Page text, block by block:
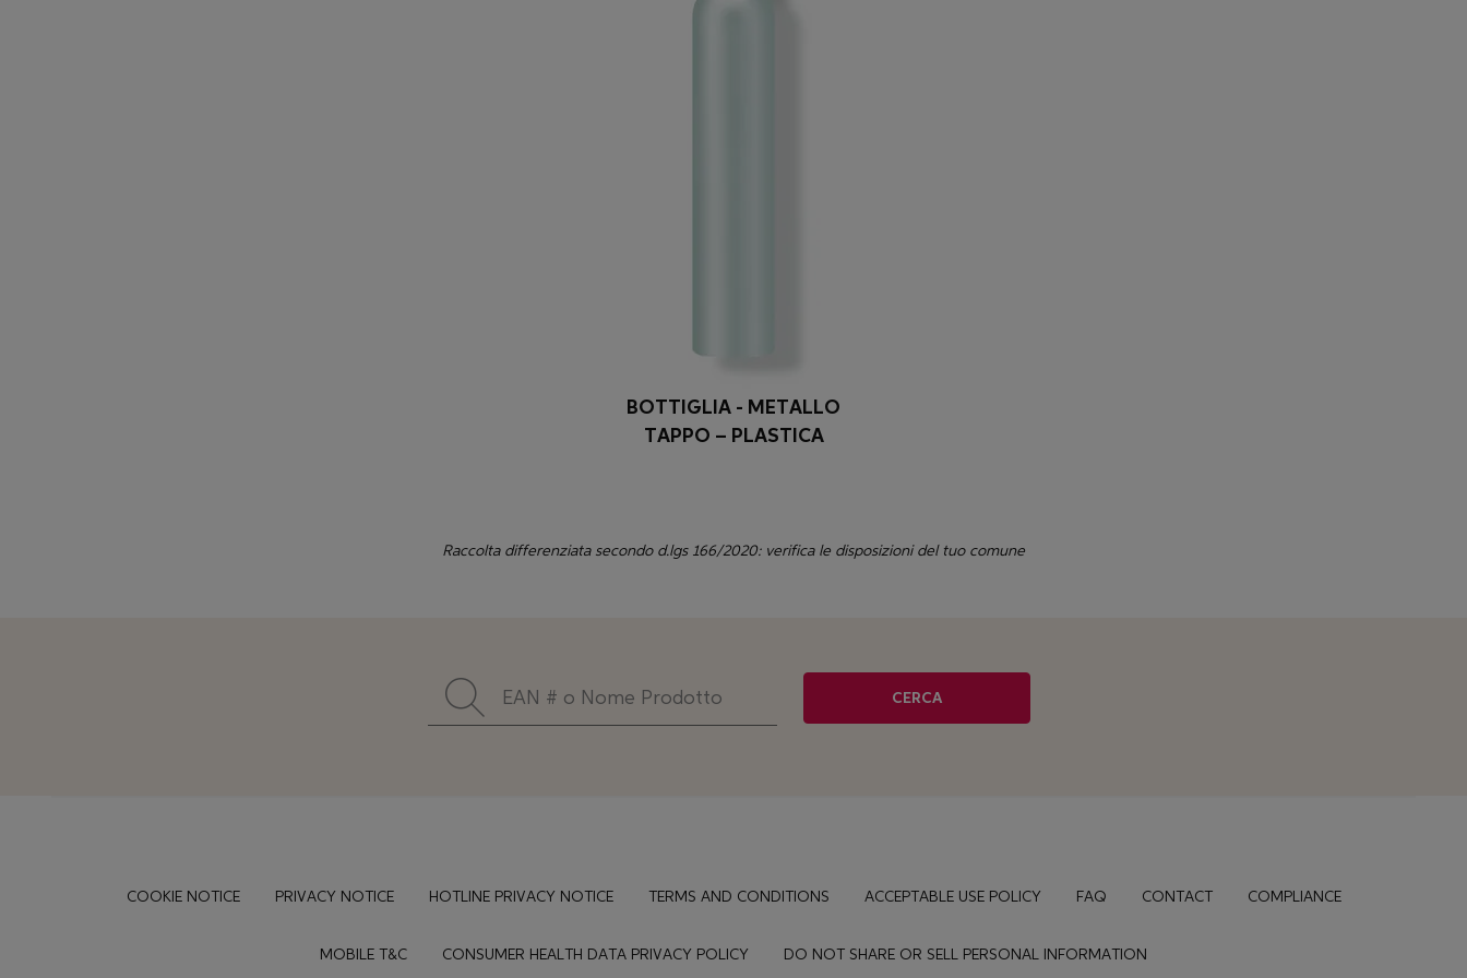
BOTTIGLIA - METALLO
TAPPO – PLASTICA
Raccolta differenziata secondo d.lgs 166/2020: verifica le disposizioni del tuo comune
CERCA
FooterCOOKIE NOTICE PRIVACY NOTICE HOTLINE PRIVACY NOTICE TERMS AND CONDITIONS ACCEPTABLE USE POLICY FAQ CONTACT COMPLIANCE
MOBILE T&C CONSUMER HEALTH DATA PRIVACY POLICY DO NOT SHARE OR SELL PERSONAL INFORMATION